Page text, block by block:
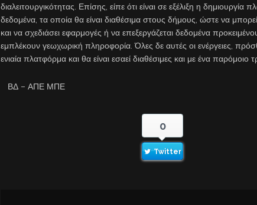
διαλειτουργικότητας. Επίσης, είπε ότι είναι σε εξέλιξη η
δεδομένα, τα οποία θα είναι διαθέσιμα στους δήμους, ώστε να
και να σχεδιάσει εφαρμογές ή να επεξεργάζεται δεδομένα
εμπλέκουν γεωχωρική πληροφορία. Όλες δε αυτές οι ενέργειες,
ενιαία πλατφόρμα και θα είναι εσαεί διαθέσιμες και με ένα παρόμοιο
ΒΔ – ΑΠΕ ΜΠΕ
0
Twitter